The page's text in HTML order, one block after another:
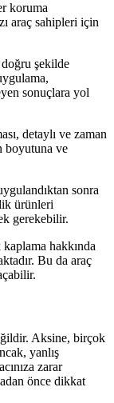
koruma
araç sahipleri için
şekilde
sonuçlara yol
detaylı ve zaman
boyutuna ve
sonra
ürünleri
gerekebilir.
hakkında
Bu da araç
Aksine, birçok
yanlış
zarar
önce dikkat